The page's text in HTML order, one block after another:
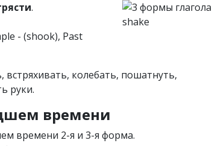
.
- (shook), Past
встряхивать, колебать, пошатнуть,
руки.
времени
времени 2-я и 3-я форма.